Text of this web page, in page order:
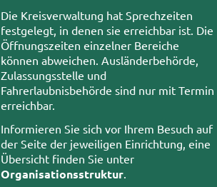
Die Kreisverwaltung hat Sprechzeiten
festgelegt, in denen sie erreichbar ist. Die
Öffnungszeiten einzelner Bereiche
können abweichen. Ausländerbehörde,
Zulassungsstelle und
Fahrerlaubnisbehörde sind nur mit Termin
erreichbar.
Informieren Sie sich vor Ihrem Besuch auf
der Seite der jeweiligen Einrichtung, eine
Übersicht finden Sie unter
Organisationsstruktur